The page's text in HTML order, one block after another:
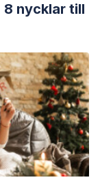
nycklar till